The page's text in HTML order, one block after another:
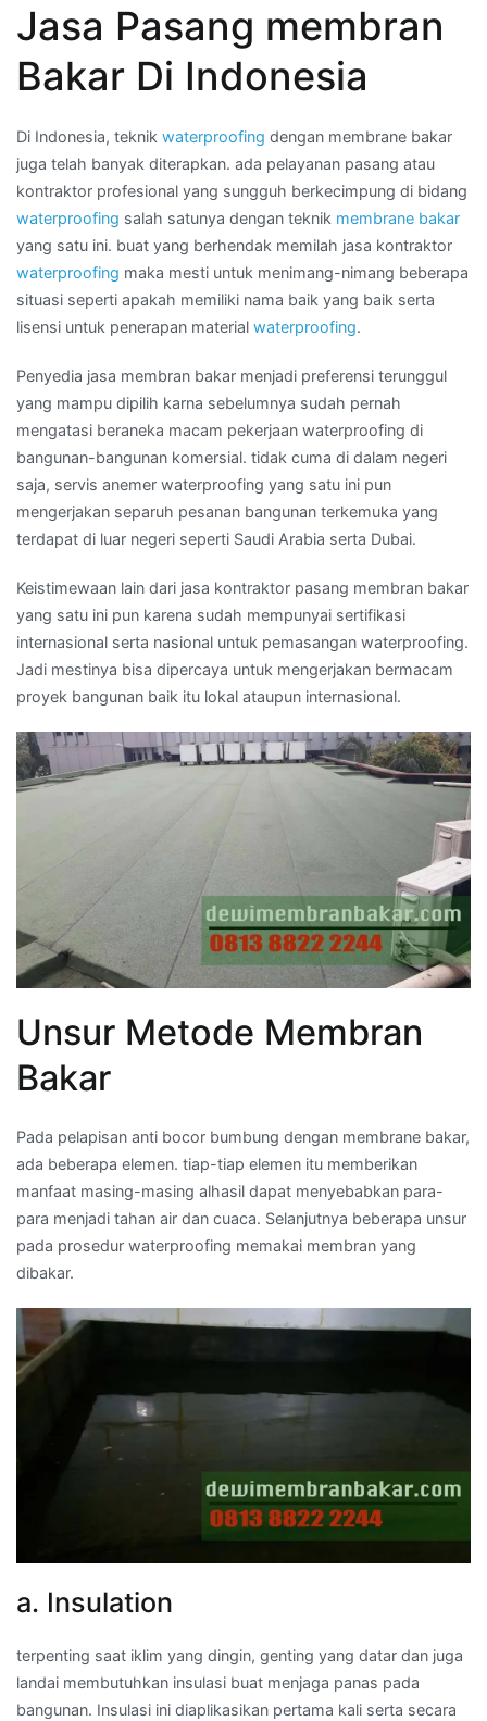
distributor
membran
Daerah
BINJAI
Jasa Pasang membran
Bakar Di Indonesia
Di Indonesia, teknik waterproofing dengan membrane bakar
juga telah banyak diterapkan. ada pelayanan pasang atau
kontraktor profesional yang sungguh berkecimpung di bidang
waterproofing salah satunya dengan teknik membrane bakar
yang satu ini. buat yang berhendak memilah jasa kontraktor
waterproofing maka mesti untuk menimang-nimang beberapa
situasi seperti apakah memiliki nama baik yang baik serta
lisensi untuk penerapan material waterproofing.
Penyedia jasa membran bakar menjadi preferensi terunggul
yang mampu dipilih karna sebelumnya sudah pernah
mengatasi beraneka macam pekerjaan waterproofing di
bangunan-bangunan komersial. tidak cuma di dalam negeri
saja, servis anemer waterproofing yang satu ini pun
mengerjakan separuh pesanan bangunan terkemuka yang
terdapat di luar negeri seperti Saudi Arabia serta Dubai.
Keistimewaan lain dari jasa kontraktor pasang membran bakar
yang satu ini pun karena sudah mempunyai sertifikasi
internasional serta nasional untuk pemasangan waterproofing.
Jadi mestinya bisa dipercaya untuk mengerjakan bermacam
proyek bangunan baik itu lokal ataupun internasional.
Unsur Metode Membran
Bakar
Pada pelapisan anti bocor bumbung dengan membrane bakar,
ada beberapa elemen. tiap-tiap elemen itu memberikan
manfaat masing-masing alhasil dapat menyebabkan para-
para menjadi tahan air dan cuaca. Selanjutnya beberapa unsur
pada prosedur waterproofing memakai membran yang
dibakar.
a. Insulation
terpenting saat iklim yang dingin, genting yang datar dan juga
landai membutuhkan insulasi buat menjaga panas pada
bangunan. Insulasi ini diaplikasikan pertama kali serta secara